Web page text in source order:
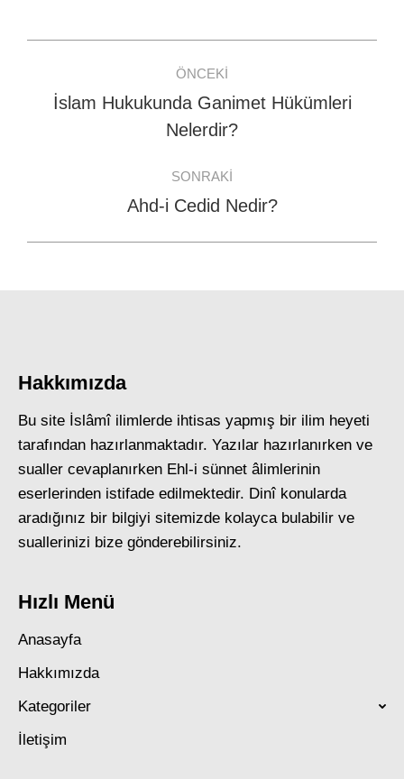
navigation
ÖNCEKI
Previous
post:
İslam Hukukunda Ganimet Hükümleri
Nelerdir?
SONRAKI
Next
Ahd-i Cedid Nedir?
Hakkımızda
Bu site İslâmî ilimlerde ihtisas yapmış bir ilim heyeti
tarafından hazırlanmaktadır. Yazılar hazırlanırken ve
sualler cevaplanırken Ehl-i sünnet âlimlerinin
eserlerinden istifade edilmektedir. Dinî konularda
aradığınız bir bilgiyi sitemizde kolayca bulabilir ve
suallerinizi bize gönderebilirsiniz.
Hızlı Menü
Anasayfa
Hakkımızda
Kategoriler
İletişim